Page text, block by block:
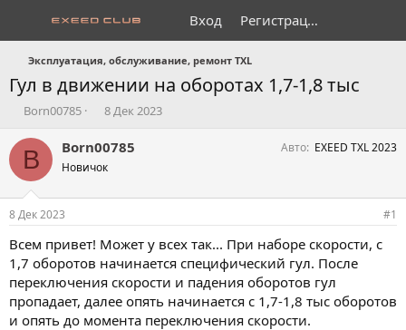
Вход Регистрация
Эксплуатация, обслуживание, ремонт TXL
Гул в движении на оборотах 1,7-1,8 тыс
А
т
о
т
е
м
ы
Born00785
Д
т
н
а
л
8 Дек 2023
B Born00785
Новичок
Авто EXEED TXL 2023
8 Дек 2023 #1
Всем привет! Может у всех так... При наборе скорости, с
1,7 оборотов начинается специфический гул. После
переключения скорости и падения оборотов гул
пропадает, далее опять начинается с 1,7-1,8 тыс оборотов
и опять до момента переключения скорости.